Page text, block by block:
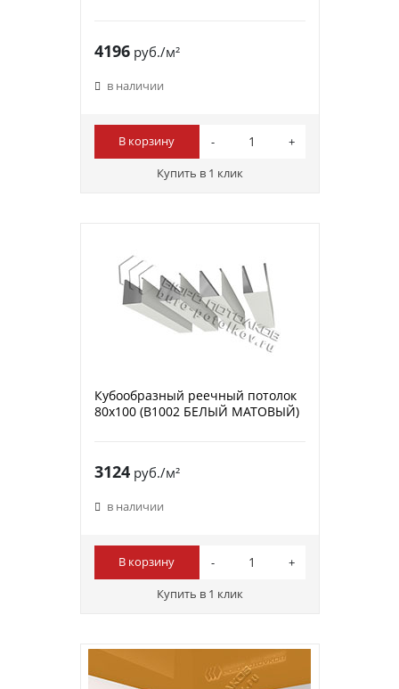
4196руб./м²
в наличии
В корзину
Купить в 1 клик
Кубообразный реечный потолок
80х100 (B1002 БЕЛЫЙ МАТОВЫЙ)
3124руб./м²
в наличии
В корзину
Купить в 1 клик